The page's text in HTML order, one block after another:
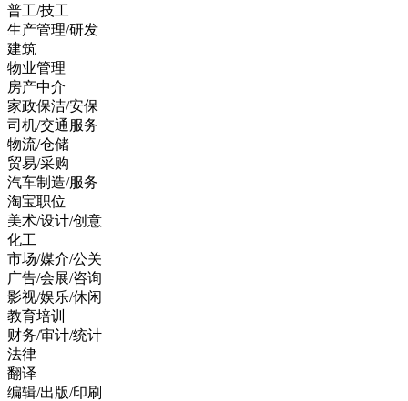
普工/技工
生产管理/研发
建筑
物业管理
房产中介
家政保洁/安保
司机/交通服务
物流/仓储
贸易/采购
汽车制造/服务
淘宝职位
美术/设计/创意
化工
市场/媒介/公关
广告/会展/咨询
影视/娱乐/休闲
教育培训
财务/审计/统计
法律
翻译
编辑/出版/印刷